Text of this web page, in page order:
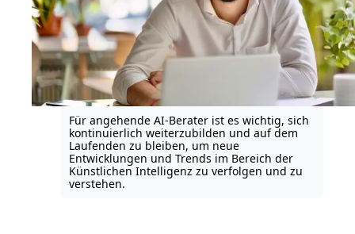
Für angehende AI-Berater ist es wichtig, sich
kontinuierlich weiterzubilden und auf dem
Laufenden zu bleiben, um neue
Entwicklungen und Trends im Bereich der
Künstlichen Intelligenz zu verfolgen und zu
verstehen.